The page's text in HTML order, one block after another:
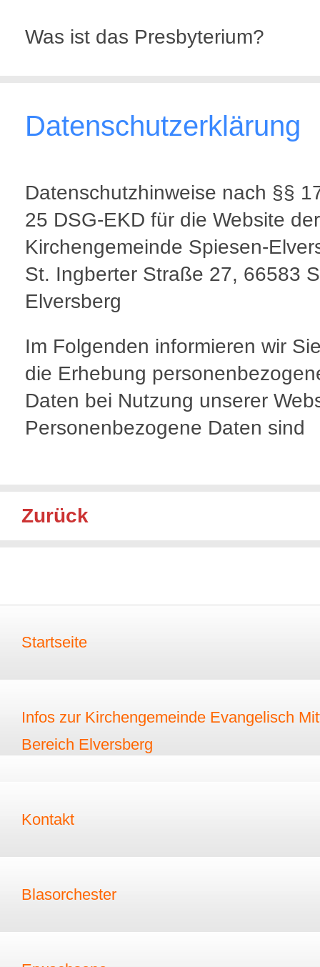
Was ist das Presbyterium?
Datenschutzerklärung
Datenschutzhinweise nach §§
25 DSG-EKD für die Website der
Kirchengemeinde Spiesen-
St. Ingberter Straße 27, 66583
Elversberg
Im Folgenden informieren wir
die Erhebung
Daten bei Nutzung unserer
Personenbezogene Daten sind
Zurück
Startseite
Infos zur Kirchengemeinde Evangelisch
Bereich Elversberg
Kontakt
Blasorchester